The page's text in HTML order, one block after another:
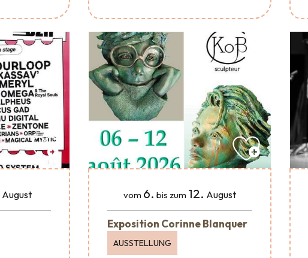
August vom 6. bis zum 12. August
Exposition Corinne Blanquer
AUSSTELLUNG